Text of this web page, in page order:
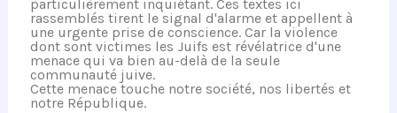
particulièrement inquiétant. Ces textes ici
rassemblés tirent le signal d'alarme et appellent à
une urgente prise de conscience. Car la violence
dont sont victimes les Juifs est révélatrice d'une
menace qui va bien au-delà de la seule
communauté juive.
Cette menace touche notre société, nos libertés et
notre République.